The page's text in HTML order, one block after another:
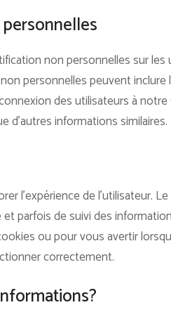
non personnelles sur les
personnelles peuvent
des utilisateurs à
d’autres informations similaires.
l’expérience de l’utilisateur.
parfois de suivi des
ou pour vous avertir
correctement.